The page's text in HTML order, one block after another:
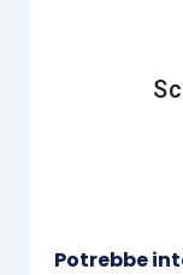
equivalente
spettante.
acquisito
Potrebbe